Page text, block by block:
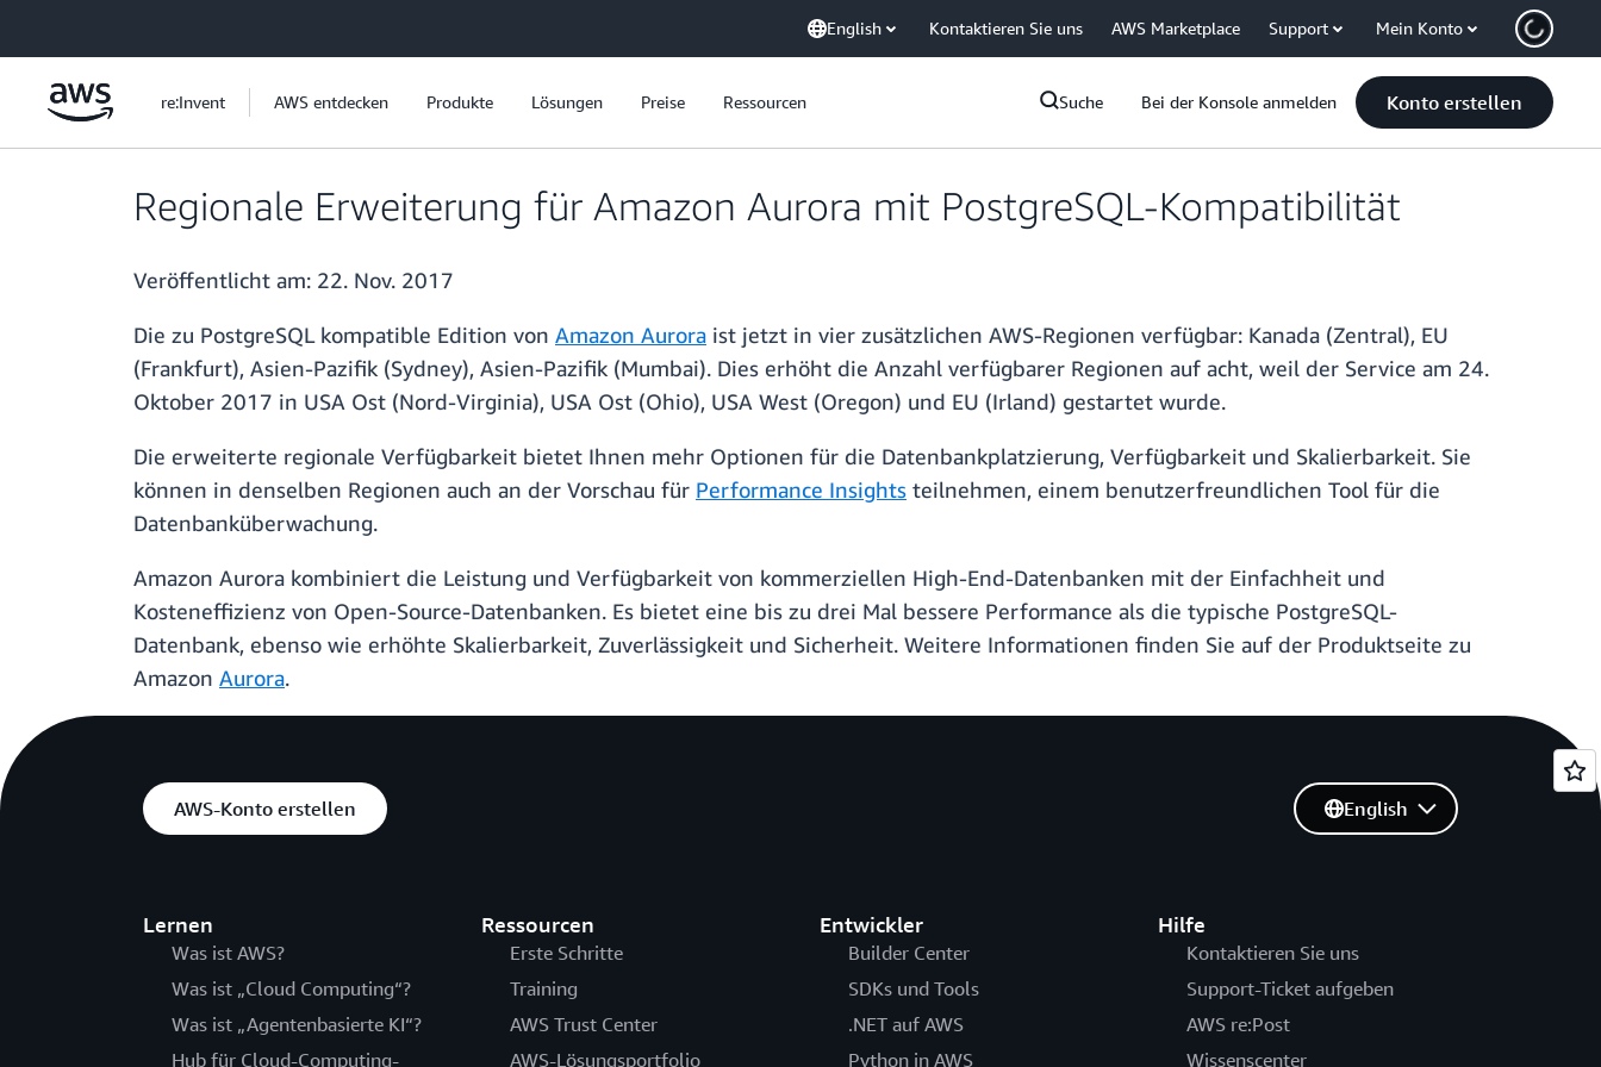
English Kontaktieren Sie uns AWS Marketplace Support Mein Konto
re:Invent AWS entdecken Produkte Lösungen Preise Ressourcen Suche Bei der Konsole anmelden Konto erstellen
Regionale Erweiterung für Amazon Aurora mit PostgreSQL-Kompatibilität
Veröffentlicht am: 22. Nov. 2017
Die zu PostgreSQL kompatible Edition von Amazon Aurora ist jetzt in vier zusätzlichen AWS-Regionen verfügbar: Kanada (Zentral), EU
(Frankfurt), Asien-Pazifik (Sydney), Asien-Pazifik (Mumbai). Dies erhöht die Anzahl verfügbarer Regionen auf acht, weil der Service am 24.
Oktober 2017 in USA Ost (Nord-Virginia), USA Ost (Ohio), USA West (Oregon) und EU (Irland) gestartet wurde.
Die erweiterte regionale Verfügbarkeit bietet Ihnen mehr Optionen für die Datenbankplatzierung, Verfügbarkeit und Skalierbarkeit. Sie
können in denselben Regionen auch an der Vorschau für Performance Insights teilnehmen, einem benutzerfreundlichen Tool für die
Datenbanküberwachung.
Amazon Aurora kombiniert die Leistung und Verfügbarkeit von kommerziellen High-End-Datenbanken mit der Einfachheit und
Kosteneffizienz von Open-Source-Datenbanken. Es bietet eine bis zu drei Mal bessere Performance als die typische PostgreSQL-
Datenbank, ebenso wie erhöhte Skalierbarkeit, Zuverlässigkeit und Sicherheit. Weitere Informationen finden Sie auf der Produktseite zu
Amazon Aurora.
AWS-Konto erstellen
Lernen
Was ist AWS?
Was ist „Cloud Computing“?
Was ist „Agentenbasierte KI“?
Hub für Cloud-Computing-
Ressourcen
Erste Schritte
Training
AWS Trust Center
AWS-Lösungsportfolio
Entwickler
Builder Center
SDKs und Tools
.NET auf AWS
Python in AWS
Hilfe
Kontaktieren Sie uns
Support-Ticket aufgeben
AWS re:Post
Wissenscenter
English